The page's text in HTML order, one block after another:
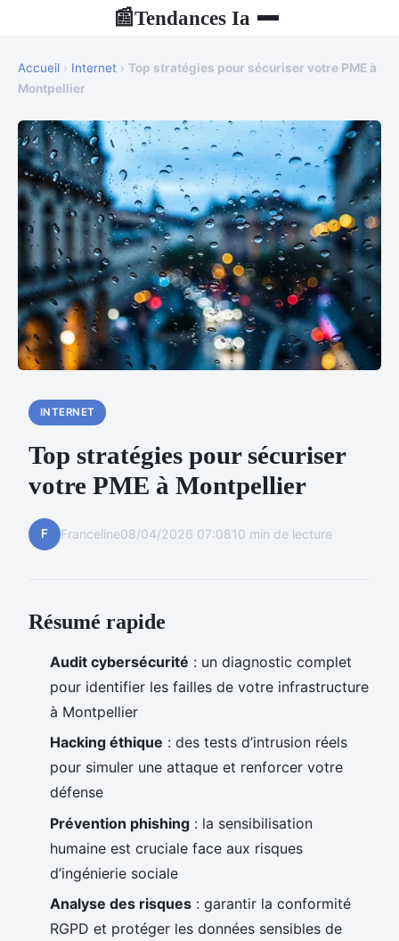
📰Tendances Ia
Accueil › Internet › Top stratégies pour sécuriser votre PME à
Montpellier
INTERNET
Top stratégies pour sécuriser
votre PME à Montpellier
F Franceline08/04/2026 07:0810 min de lecture
Résumé rapide
Audit cybersécurité : un diagnostic complet
pour identifier les failles de votre infrastructure
à Montpellier
Hacking éthique : des tests d’intrusion réels
pour simuler une attaque et renforcer votre
défense
Prévention phishing : la sensibilisation
humaine est cruciale face aux risques
d’ingénierie sociale
Analyse des risques : garantir la conformité
RGPD et protéger les données sensibles de